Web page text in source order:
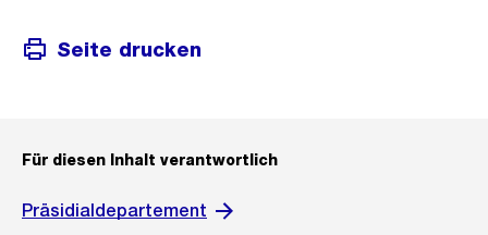
Seite drucken
Für diesen Inhalt verantwortlich
Präsidialdepartement